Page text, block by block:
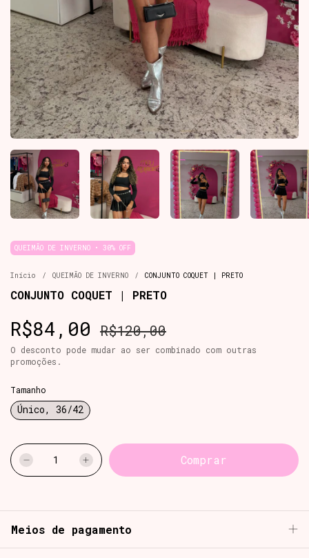
QUEIMÃO DE INVERNO • 30% OFF
Início / QUEIMÃO DE INVERNO / CONJUNTO COQUET | PRETO
CONJUNTO COQUET | PRETO
R$84,00 R$120,00
O desconto pode mudar ao ser combinado com outras
promoções.
Tamanho
Único, 36/42
Meios de pagamento